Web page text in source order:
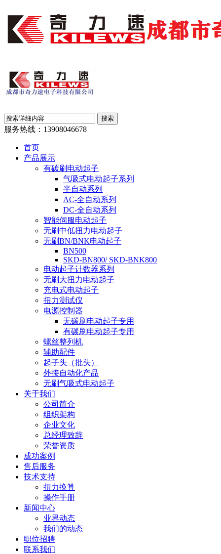
服务热线： 13908046678
首页
产品展示
有碳刷电动起子
气吸式电动起子系列
半自动系列
AC-全自动系列
DC-全自动系列
智能伺服电动起子
无刷中低扭力电动起子
无刷BN/BNK电动起子
BN500
SKD-BN800/ SKD-BNK800
电动起子计数器系列
无刷大扭力电动起子
充电式电动起子
扭力测试仪
电源控制器
无碳刷电动起子专用
有碳刷电动起子专用
螺丝整列机
辅助配件
起子头（批头）
外接自动化产品
无刷气吸式电动起子
关于我们
公司简介
组织架构
企业文化
总经理致辞
荣誉资质
成功案例
售后服务
技术支持
扭力换算
操作手册
新闻中心
业界动态
我们的动态
职位招聘
联系我们